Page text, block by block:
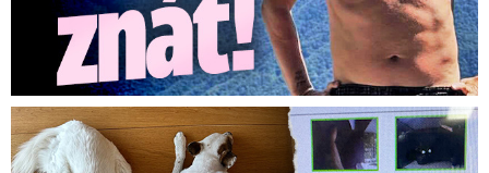
Za hlídání psů zaplatili 20 tisíc, doma našli cizí ženy!